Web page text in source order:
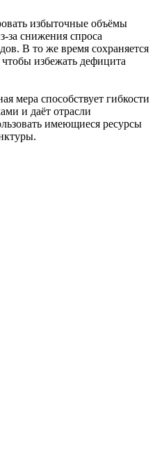
избыточные объёмы
за снижения спроса
В то же время сохраняется
избежать дефицита
мера способствует гибкости
и даёт отрасли
имеющиеся ресурсы